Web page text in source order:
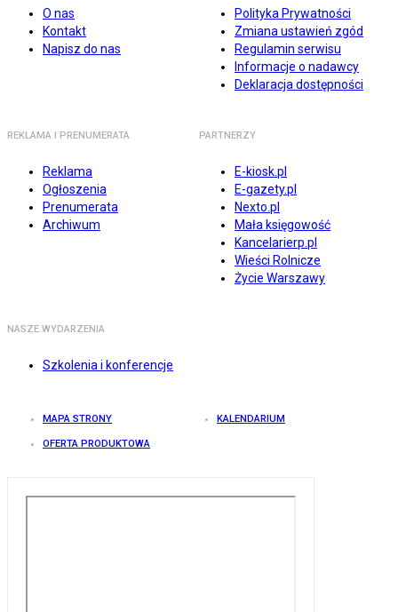
O nas
Kontakt
Napisz do nas
Polityka Prywatności
Zmiana ustawień zgód
Regulamin serwisu
Informacje o nadawcy
Deklaracja dostępności
REKLAMA I PRENUMERATA
Reklama
Ogłoszenia
Prenumerata
Archiwum
PARTNERZY
E-kiosk.pl
E-gazety.pl
Nexto.pl
Mała księgowość
Kancelarierp.pl
Wieści Rolnicze
Życie Warszawy
NASZE WYDARZENIA
Szkolenia i konferencje
MAPA STRONY KALENDARIUM
OFERTA PRODUKTOWA